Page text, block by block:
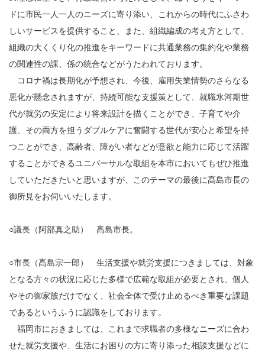
ドに市民一人一人のニーズに寄り添い、これからの時代にふさわ
しいサービスを提供すること、また、組織編成の考え方として、
組織の大くくり化の推進をキーワードに共通業務の集約化や業務
の関連性の課、係の統合などがうたわれております。
コロナ禍は長期化が予想され、今後、雇用失業情勢のさらなる
悪化が懸念されますが、持続可能な支援策として、就職氷河期世
代が就労の安定により将来設計を描くことができ、子育てや介
護、その両方を担うダブルケアに奮闘する世代が安心と希望を持
つことができ、高齢者、障がい者などが意欲と能力に応じて活躍
することができるユニバーサルな取組を本市においてもぜひ推進
していただきたいと思いますが、このテーマの最後に髙島市長の
御所見をお伺いいたします。
○議長（阿部真之助） 髙島市長。
○市長（髙島宗一郎） 生活支援や就労支援につきましては、対象
となる方々の状況に応じた多様で広範な取組が必要とされ、個人
やその御家族だけでなく、社会全体で受け止めるべき重要な課題
であるというふうに認識をしております。
福岡市におきましては、これまで求職者の多様なニーズに合わ
せた就労支援や、生活にお困りの方に寄り添った相談支援などに